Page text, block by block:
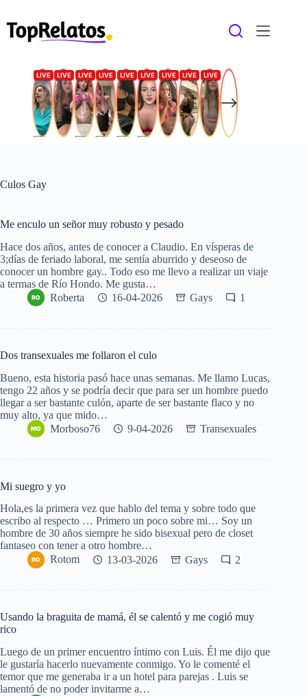
contenido
Culos Gay
Me enculo un señor muy robusto y pesado
Hace dos años, antes de conocer a Claudio. En vísperas de
3;días de feriado laboral, me sentía aburrido y deseoso de
conocer un hombre gay.. Todo eso me llevo a realizar un viaje
a termas de Río Hondo. Me gusta…
Roberta
16-04-2026 Gays 1
Dos transexuales me follaron el culo
Bueno, esta historia pasó hace unas semanas. Me llamo Lucas,
tengo 22 años y se podría decir que para ser un hombre puedo
llegar a ser bastante culón, aparte de ser bastante flaco y no
muy alto, ya que mido…
Morboso76
9-04-2026 Transexuales
Mi suegro y yo
Hola,es la primera vez que hablo del tema y sobre todo que
escribo al respecto … Primero un poco sobre mi… Soy un
hombre de 30 años siempre he sido bisexual pero de closet
fantaseo con tener a otro hombre…
Rotom
13-03-2026 Gays 2
Usando la braguita de mamá, él se calentó y me cogió muy
rico
Luego de un primer encuentro íntimo con Luis. Él me dijo que
le gustaría hacerlo nuevamente conmigo. Yo le comenté el
temor que me generaba ir a un hotel para parejas . Luis se
lamentó de no poder invitarme a…